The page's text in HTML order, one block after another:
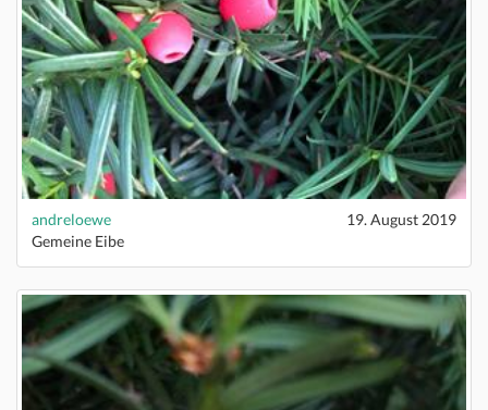
andreloewe
19. August 2019
Gemeine Eibe